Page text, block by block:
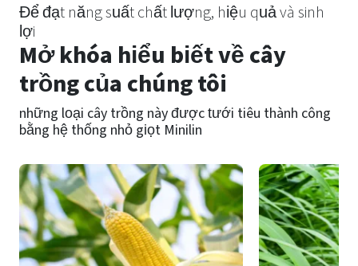
Để đạt năng suất chất lượng, hiệu quả và sinh
lợi
Mở khóa hiểu biết về cây
trồng của chúng tôi
những loại cây trồng này được tưới tiêu thành công
bằng hệ thống nhỏ giọt Minilin